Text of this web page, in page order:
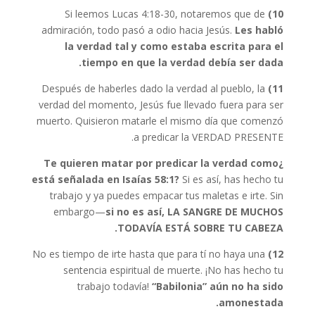
10)
Si leemos Lucas 4:18-30, notaremos que de
admiración, todo pasó a odio hacia Jesús. Les habló
la verdad tal y como estaba escrita para el
tiempo en que la verdad debía ser dada.
11)
Después de haberles dado la verdad al pueblo, la
verdad del momento, Jesús fue llevado fuera para ser
muerto. Quisieron matarle el mismo día que comenzó
a predicar la VERDAD PRESENTE.
¿Te quieren matar por predicar la verdad como
está señalada en Isaías 58:1? Si es así, has hecho tu
trabajo y ya puedes empacar tus maletas e irte. Sin
embargo—si no es así, LA SANGRE DE MUCHOS
TODAVÍA ESTÁ SOBRE TU CABEZA.
12)
No es tiempo de irte hasta que para tí no haya una
sentencia espiritual de muerte. ¡No has hecho tu
trabajo todavía!“Babilonia” aún no ha sido
amonestada.